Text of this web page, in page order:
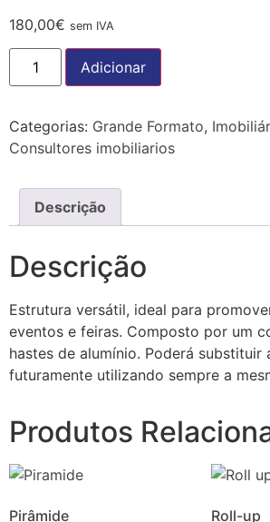
180,00€ sem IVA
Adicionar
Categorias: Grande Formato,
Consultores imobiliarios
Descrição
Descrição
Estrutura versátil, ideal para
eventos e feiras. Composto por um
hastes de alumínio. Poderá substituir
futuramente utilizando sempre a
Produtos
Pirâmide Roll-up